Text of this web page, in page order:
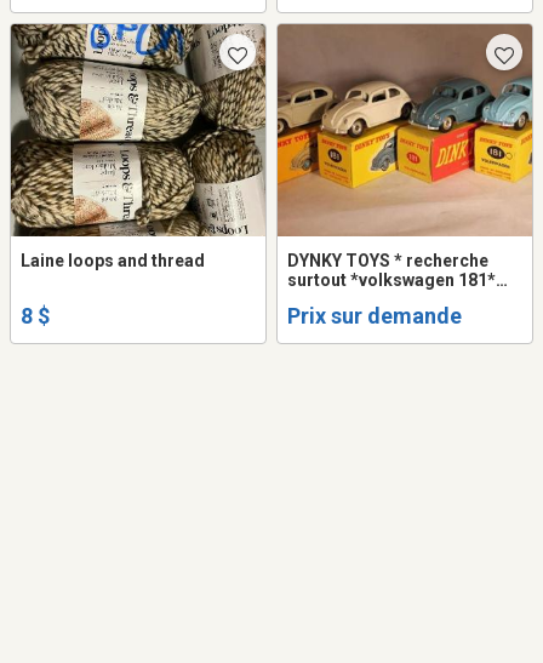
Laine loops and thread
8 $
DYNKY TOYS * recherche
surtout *volkswagen 181*
selon condition
Prix sur demande